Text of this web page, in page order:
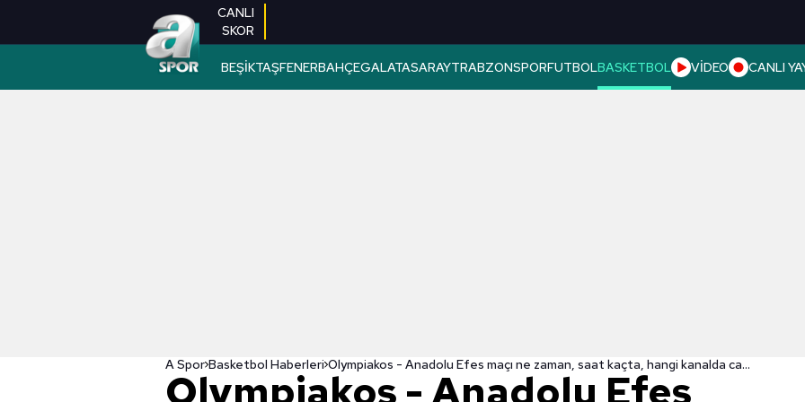
CANLI
SKOR
BEŞİKTAŞFENERBAHÇEGALATASARAYTRABZONSPORFUTBOLBASKETBOL VİDEO CANLI
A Spor Basketbol Haberleri Olympiakos - Anadolu Efes maçı ne zaman, saat kaçta, hangi kanalda canlı yayınlanacak? | THY Euroleague
Olympiakos - Anadolu Efes